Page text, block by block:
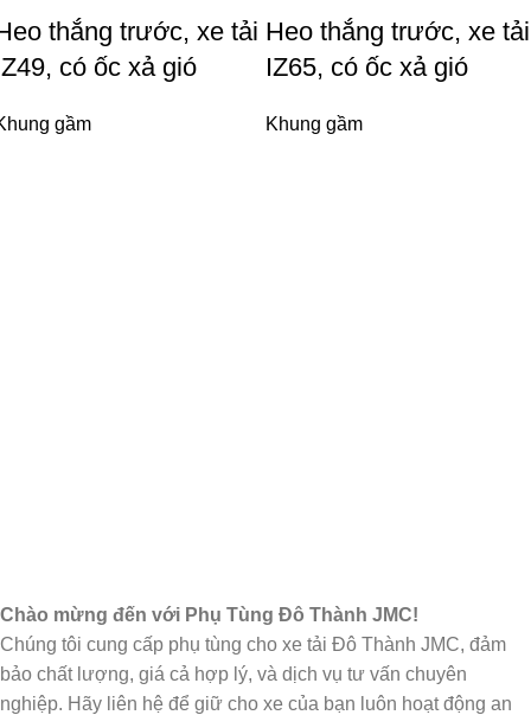
thắng trước, xe tải
có ốc xả gió
gầm
Heo thắng trước, xe tải
IZ65, có ốc xả gió
Khung gầm
Chào mừng đến với Phụ Tùng Đô Thành JMC!
Chúng tôi cung cấp phụ tùng cho xe tải Đô Thành JMC, đảm
bảo chất lượng, giá cả hợp lý, và dịch vụ tư vấn chuyên
nghiệp. Hãy liên hệ để giữ cho xe của bạn luôn hoạt động an